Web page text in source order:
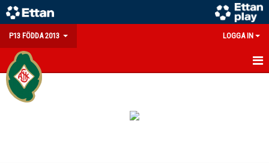
P13 FÖDDA 2013 LOGGA IN
HEM